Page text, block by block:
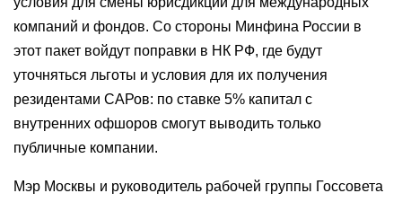
компаний и фондов. Со стороны Минфина России в
этот пакет войдут поправки в НК РФ, где будут
уточняться льготы и условия для их получения
резидентами САРов: по ставке 5% капитал с
внутренних офшоров смогут выводить только
публичные компании.
Мэр Москвы и руководитель рабочей группы Госсовета